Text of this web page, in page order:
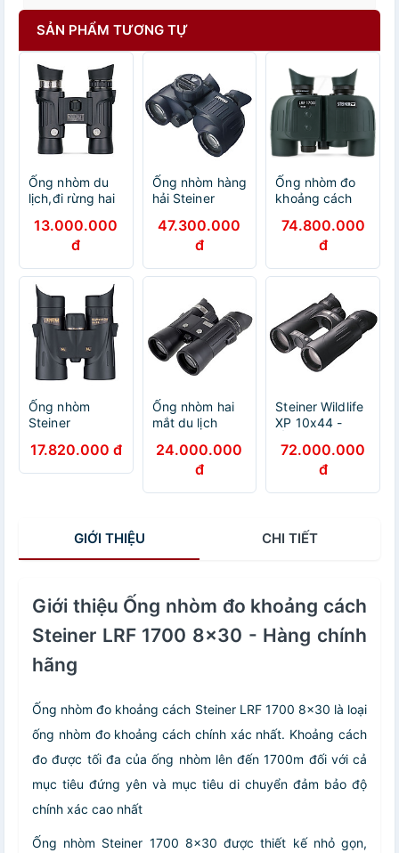
SẢN PHẨM TƯƠNG TỰ
Ống nhòm du
lịch,đi rừng hai
Wildlife 10,5x28
- Hàng nhập
13.000.000
đ
Ống nhòm hàng
hải Steiner
7x50 C - Hàng
chính hãng
47.300.000
đ
Ống nhòm đo
khoảng cách
1700 10x30 -
Hàng chính
74.800.000
đ
Ống nhòm
Steiner
10x32 - Hàng
chính hãng
17.820.000 đ
Ống nhòm hai
mắt du lịch
rừng Steiner
Wildlife 10x42 -
24.000.000
đ
Steiner Wildlife
XP 10x44 -
khẩu cao cấp
từ Germany
72.000.000
đ
GIỚI THIỆU CHI TIẾT
Giới thiệu Ống nhòm đo khoảng cách
Steiner LRF 1700 8x30 - Hàng chính
hãng
Ống nhòm đo khoảng cách Steiner LRF 1700 8x30 là loại
ống nhòm đo khoảng cách chính xác nhất. Khoảng cách
đo được tối đa của ống nhòm lên đến 1700m đối với cả
mục tiêu đứng yên và mục tiêu di chuyển đảm bảo độ
chính xác cao nhất
Ống nhòm Steiner 1700 8x30 được thiết kế nhỏ gọn,